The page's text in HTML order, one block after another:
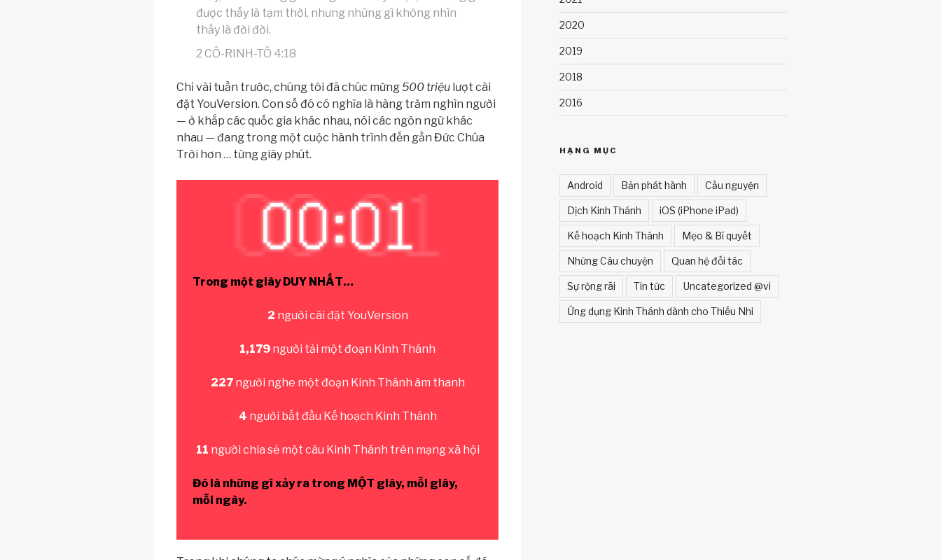
được thấy là tạm thời, nhưng những gì không nhìn
thấy là đời đời.
2 CÔ-RINH-TÔ 4:18
Chỉ vài tuần trước, chúng tôi đã chúc mừng500 triệu lượt cài
đặt YouVersion. Con số đó có nghĩa là hàng trăm nghìn người
— ở khắp các quốc gia khác nhau, nói các ngôn ngữ khác
nhau — đang trong một cuộc hành trình đến gần Đức Chúa
Trời hơn … từng giây phút.
Trong một giây DUY NHẤT…
2 người cài đặt YouVersion
1,179 người tải một đoạn Kinh Thánh
227người nghe một đoạn Kinh Thánh âm thanh
4 người bắt đầu Kế hoạch Kinh Thánh
11 người chia sẻ một câu Kinh Thánh trên mạng xã hội
Đó là những gì xảy ra trong MỘT giây, mỗi giây,
mỗi ngày.
2020
2019
2018
2016
HẠNG MỤC
Android Bản phát hành Cầu nguyện
Dịch Kinh Thánh iOS (iPhone iPad)
Kế hoạch Kinh Thánh Mẹo & Bí quyết
Những Câu chuyện Quan hệ đối tác
Sự rộng rãi Tin tức Uncategorized @vi
Ứng dụng Kinh Thánh dành cho Thiếu Nhi